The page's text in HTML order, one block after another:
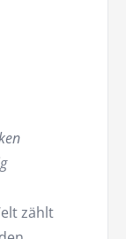
zählt